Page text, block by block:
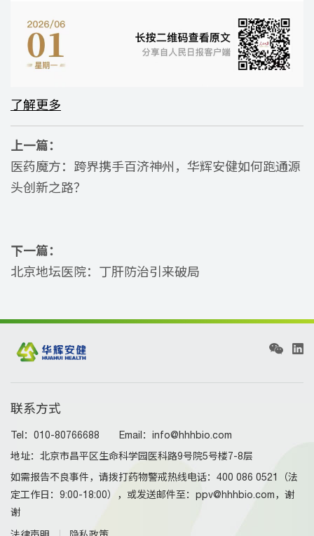
了解更多
上一篇：
医药魔方：跨界携手百济神州，华辉安健如何跑通源
头创新之路？
下一篇：
北京地坛医院：丁肝防治引来破局
联系方式
Tel：010-80766688 Email：info@hhhbio.com
地址：北京市昌平区生命科学园医科路9号院5号楼7-8层
如需报告不良事件，请拨打药物警戒热线电话：400 086 0521（法
定工作日：9:00-18:00），或发送邮件至：ppv@hhhbio.com，谢
谢